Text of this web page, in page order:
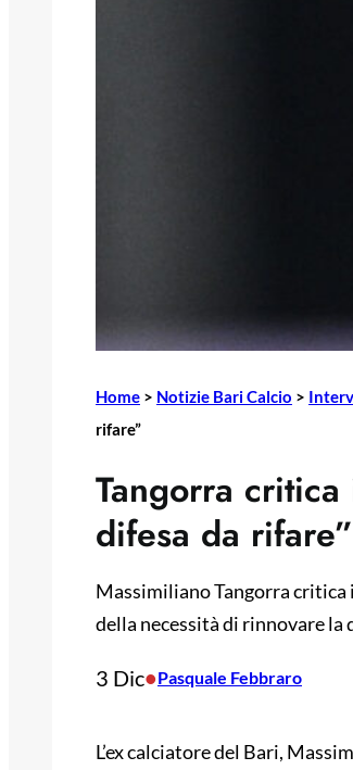
Home > Notizie Bari Calcio >
rifare”
Tangorra
difesa da rifare”
Massimiliano Tangorra critica
della necessità di rinnovare la
3 Dic•Pasquale Febbraro
L’ex calciatore del Bari,